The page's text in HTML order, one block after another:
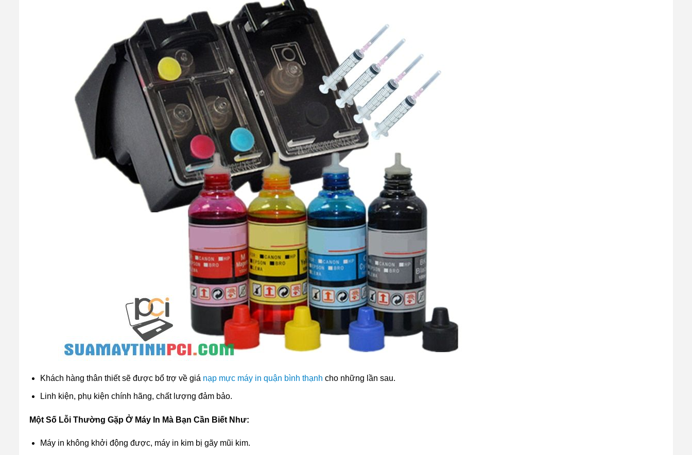
Khách hàng thân thiết sẽ được bổ trợ về giá nạp mực máy in quận bình thạnh cho những lần sau.
Linh kiện, phụ kiện chính hãng, chất lượng đảm bảo.
Một Số Lỗi Thường Gặp Ở Máy In Mà Bạn Cần Biết Như:
Máy in không khởi động được, máy in kim bị gãy mũi kim.